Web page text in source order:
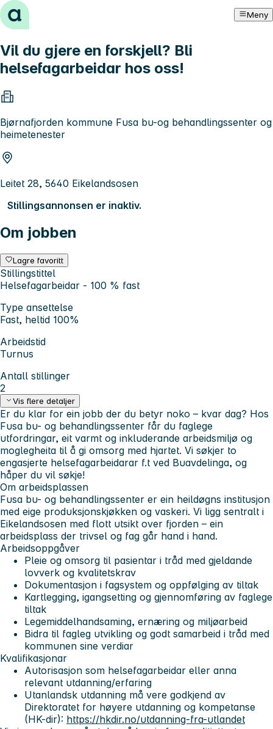
Hopp til innhold Meny
Vil du gjere en forskjell? Bli
helsefagarbeidar hos oss!
Bjørnafjorden kommune Fusa bu-og behandlingssenter og
heimetenester
Leitet 28, 5640 Eikelandsosen
Stillingsannonsen er inaktiv.
Om jobben
Lagre favoritt
Stillingstittel
Helsefagarbeidar - 100 % fast
Type ansettelse
Fast, heltid 100%
Arbeidstid
Turnus
Antall stillinger
2
Vis flere detaljer
Er du klar for ein jobb der du betyr noko – kvar dag? Hos
Fusa bu- og behandlingssenter får du faglege
utfordringar, eit varmt og inkluderande arbeidsmiljø og
moglegheita til å gi omsorg med hjartet. Vi søkjer to
engasjerte helsefagarbeidarar f.t ved Buavdelinga, og
håper du vil søkje!
Om arbeidsplassen
Fusa bu- og behandlingssenter er ein heildøgns institusjon
med eige produksjonskjøkken og vaskeri. Vi ligg sentralt i
Eikelandsosen med flott utsikt over fjorden – ein
arbeidsplass der trivsel og fag går hand i hand.
Arbeidsoppgåver
Pleie og omsorg til pasientar i tråd med gjeldande
lovverk og kvalitetskrav
Dokumentasjon i fagsystem og oppfølging av tiltak
Kartlegging, igangsetting og gjennomføring av faglege
tiltak
Legemiddelhandsaming, ernæring og miljøarbeid
Bidra til fagleg utvikling og godt samarbeid i tråd med
kommunen sine verdiar
Kvalifikasjonar
Autorisasjon som helsefagarbeidar eller anna
relevant utdanning/erfaring
Utanlandsk utdanning må vere godkjend av
Direktoratet for høyere utdanning og kompetanse
(HK-dir): https://hkdir.no/utdanning-fra-utlandet